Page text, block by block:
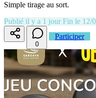
Simple tirage au sort.
Publié il y a 1 jour Fin le 12/
0
Participer